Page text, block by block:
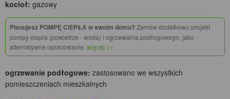
kocioł: gazowy
Planujesz POMPĘ CIEPŁA w swoim domu?Zamów dodatkowo projekt
pompy ciepła (powietrze - woda) i ogrzewania podłogowego, jako
alternatywne opracowanie. więcej >>
ogrzewanie podłogowe: zastosowano we wszystkich
pomieszczeniach mieszkalnych